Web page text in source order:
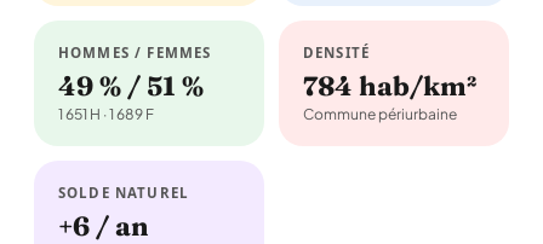
HOMMES / FEMMES
49 % / 51 %
1 651 H · 1 689 F
DENSITÉ
784 hab/km²
Commune périurbaine
SOLDE NATUREL
+6 / an